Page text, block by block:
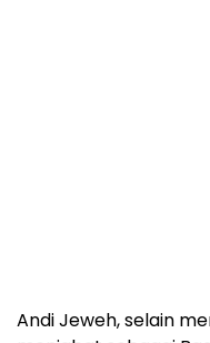
Andi Jeweh, selain